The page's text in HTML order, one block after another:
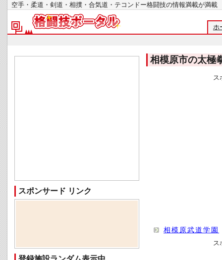
空手・柔道・剣道・相撲・合気道・テコンドー格闘技の情報満載が
ホ
相模原市の太極
ス
相模原武道学園
ス
スポンサード リンク